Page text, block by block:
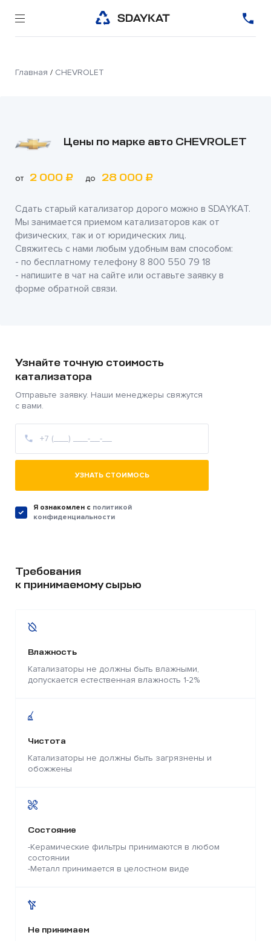
Главная / CHEVROLET
Цены по марке авто CHEVROLET
от 2 000 ₽ до 28 000 ₽
Сдать старый катализатор дорого можно в SDAYKAT.
Мы занимается приемом катализаторов как от
физических, так и от юридических лиц.
Свяжитесь с нами любым удобным вам способом:
- по бесплатному телефону 8 800 550 79 18
- напишите в чат на сайте или оставьте заявку в
форме обратной связи.
Узнайте точную стоимость
катализатора
Отправьте заявку. Наши менеджеры свяжутся
с вами.
УЗНАТЬ СТОИМОСЬ
Я ознакомлен c политикой
конфиденциальности
Требования
к принимаемому сырью
Влажность
Катализаторы не должны быть влажными,
допускается естественная влажность 1-2%
Чистота
Катализаторы не должны быть загрязнены и
обожжены
Состояние
-Керамические фильтры принимаются в любом
состоянии
-Металл принимается в целостном виде
Не принимаем